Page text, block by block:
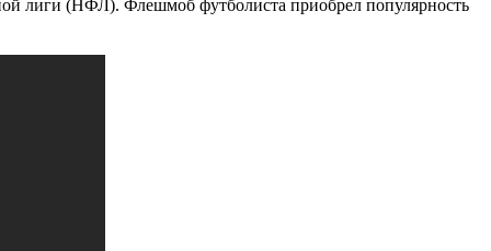
лиги (НФЛ). Флешмоб футболиста приобрел популярность